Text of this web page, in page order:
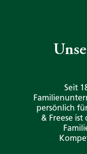
Seit
persönlich
& Freese